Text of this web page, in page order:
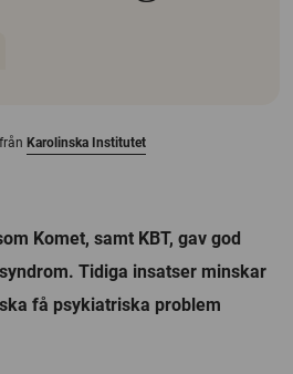
Karolinska Institutet
Komet, samt KBT, gav god
Tidiga insatser minskar
få psykiatriska problem